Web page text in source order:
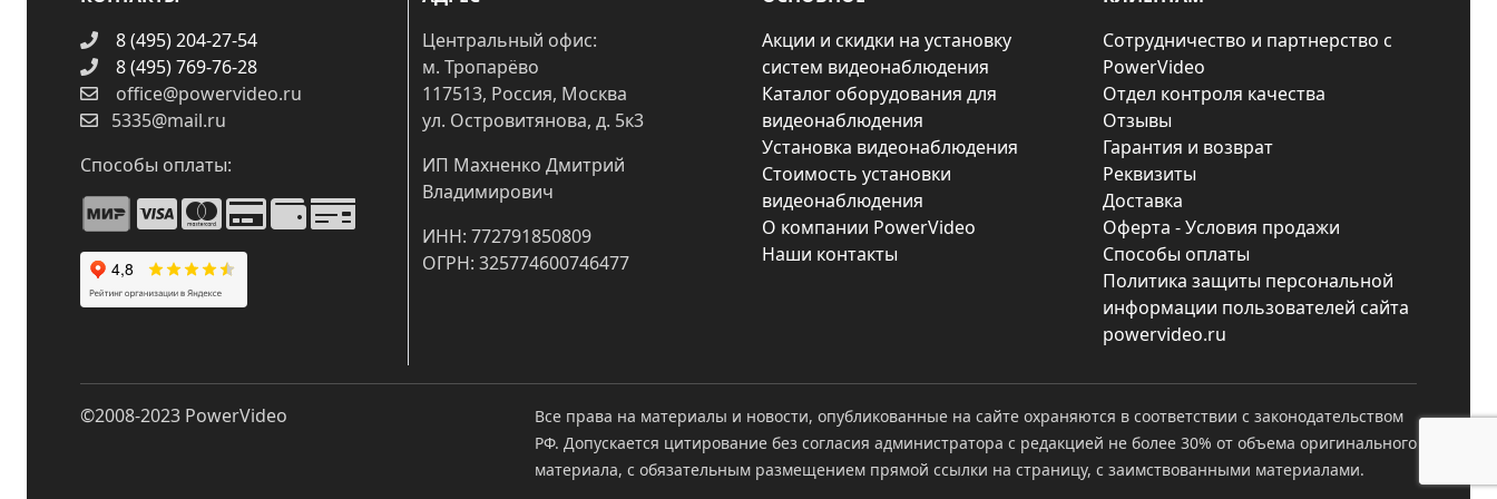
8 (495) 204-27-54
8 (495) 769-76-28
office@powervideo.ru
5335@mail.ru
Способы оплаты:
Центральный офис:
м. Тропарёво
117513, Россия, Москва
ул. Островитянова, д. 5к3
ИП Махненко Дмитрий
Владимирович
ИНН: 772791850809
ОГРН: 325774600746477
Акции и скидки на установку
систем видеонаблюдения
Каталог оборудования для
видеонаблюдения
Установка видеонаблюдения
Стоимость установки
видеонаблюдения
О компании PowerVideo
Наши контакты
Сотрудничество и партнерство с
PowerVideo
Отдел контроля качества
Отзывы
Гарантия и возврат
Реквизиты
Доставка
Оферта - Условия продажи
Способы оплаты
Политика защиты персональной
информации пользователей сайта
powervideo.ru
©2008-2023 PowerVideo
Все права на материалы и новости, опубликованные на сайте охраняются в соответствии с законодательством
РФ. Допускается цитирование без согласия администратора с редакцией не более 30% от объема оригинального
материала, с обязательным размещением прямой ссылки на страницу, с заимствованными материалами.